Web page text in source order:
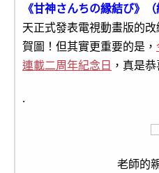
《甘神さんちの縁結び》（
天正式發表電視動畫版的
賀圖！但其實更重要的是，
連載二周年紀念日 ，真是
.
老師的